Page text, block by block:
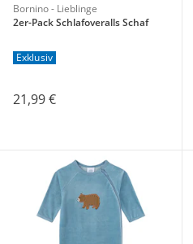
Bornino - Lieblinge
2er-Pack Schlafoveralls Schaf
Exklusiv
21,99 €